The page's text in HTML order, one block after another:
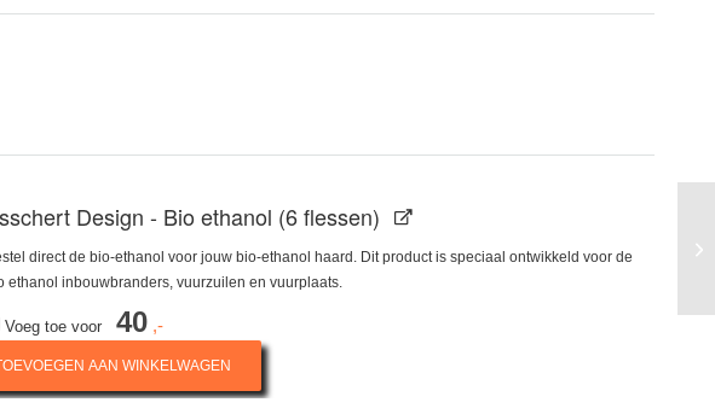
Design - Bio ethanol (6 flessen)
direct de bio-ethanol voor jouw bio-ethanol haard. Dit product is speciaal ontwikkeld voor de
ethanol inbouwbranders, vuurzuilen en vuurplaats.
Voeg toe voor 40
AAN WINKELWAGEN